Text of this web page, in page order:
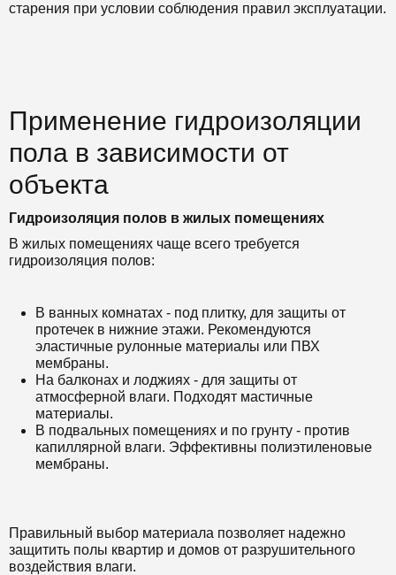
старения при условии соблюдения правил эксплуатации.
Применение гидроизоляции
пола в зависимости от
объекта
Гидроизоляция полов в жилых помещениях
В жилых помещениях чаще всего требуется
гидроизоляция полов:
В ванных комнатах - под плитку, для защиты от
протечек в нижние этажи. Рекомендуются
эластичные рулонные материалы или ПВХ
мембраны.
На балконах и лоджиях - для защиты от
атмосферной влаги. Подходят мастичные
материалы.
В подвальных помещениях и по грунту - против
капиллярной влаги. Эффективны полиэтиленовые
мембраны.
Правильный выбор материала позволяет надежно
защитить полы квартир и домов от разрушительного
воздействия влаги.